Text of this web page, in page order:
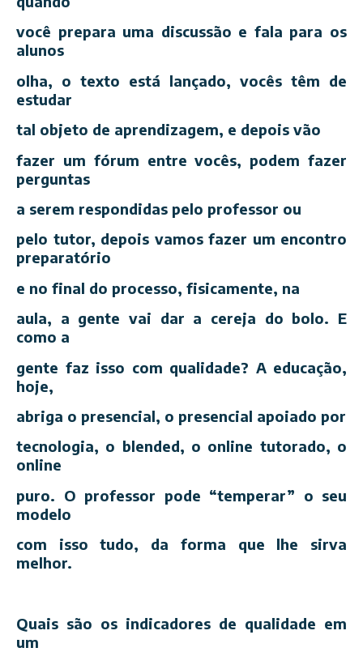
você prepara uma discussão e fala para os
alunos
olha, o texto está lançado, vocês têm de
estudar
tal objeto de aprendizagem, e depois vão
fazer um fórum entre vocês, podem fazer
perguntas
a serem respondidas pelo professor ou
pelo tutor, depois vamos fazer um encontro
preparatório
e no final do processo, fisicamente, na
aula, a gente vai dar a cereja do bolo. E
como a
gente faz isso com qualidade? A educação,
hoje,
abriga o presencial, o presencial apoiado por
tecnologia, o blended, o online tutorado, o
online
puro. O professor pode “temperar” o seu
modelo
com isso tudo, da forma que lhe sirva
melhor.
Quais são os indicadores de qualidade em
um